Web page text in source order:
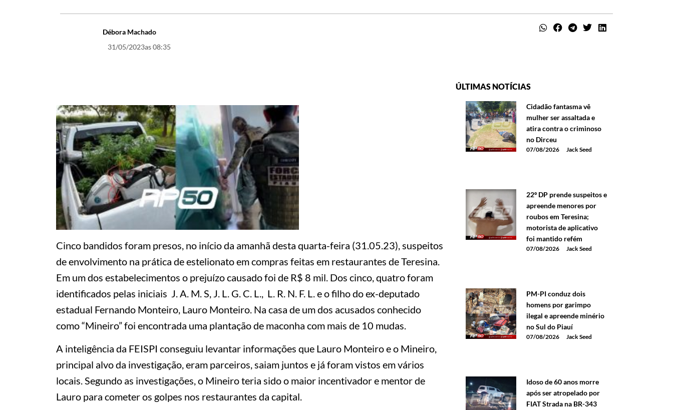
Débora Machado
31/05/2023as 08:35
Cinco bandidos foram presos, no início da amanhã desta quarta-feira (31.05.23), suspeitos
de envolvimento na prática de estelionato em compras feitas em restaurantes de Teresina.
Em um dos estabelecimentos o prejuízo causado foi de R$ 8 mil. Dos cinco, quatro foram
identificados pelas iniciais J. A. M. S, J. L. G. C. L., L. R. N. F. L. e o filho do ex-deputado
estadual Fernando Monteiro, Lauro Monteiro. Na casa de um dos acusados conhecido
como “Mineiro” foi encontrada uma plantação de maconha com mais de 10 mudas.
A inteligência da FEISPI conseguiu levantar informações que Lauro Monteiro e o Mineiro,
principal alvo da investigação, eram parceiros, saiam juntos e já foram vistos em vários
locais. Segundo as investigações, o Mineiro teria sido o maior incentivador e mentor de
Lauro para cometer os golpes nos restaurantes da capital.
ÚLTIMAS NOTÍCIAS
Cidadão fantasma vê
mulher ser assaltada e
atira contra o criminoso
no Dirceu
07/08/2026 Jack Seed
22º DP prende suspeitos e
apreende menores por
roubos em Teresina;
motorista de aplicativo
foi mantido refém
07/08/2026 Jack Seed
PM-PI conduz dois
homens por garimpo
ilegal e apreende minério
no Sul do Piauí
07/08/2026 Jack Seed
Idoso de 60 anos morre
após ser atropelado por
FIAT Strada na BR-343